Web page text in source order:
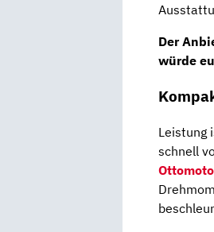
Der
würde
Leistung
schnell